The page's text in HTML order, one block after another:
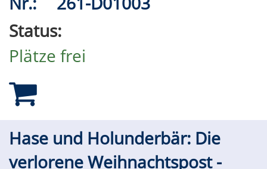
Status:
Plätze frei
Hase und Holunderbär: Die
verlorene Weihnachtspost -